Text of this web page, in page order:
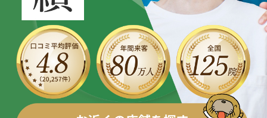
股関節の痛み
産後の不調・体型の崩れ
骨盤の傾き・歪み
坐骨神経痛
東北
仙台エリア（4院）
関東
池袋エリア（3院）
新宿エリア（3院）
初めての方へ
giversメソッドGIFT
研究・論文
医師・専門家からの推薦
ご予約はこちら
OUR CONCEPT
とらわれないカラダを。